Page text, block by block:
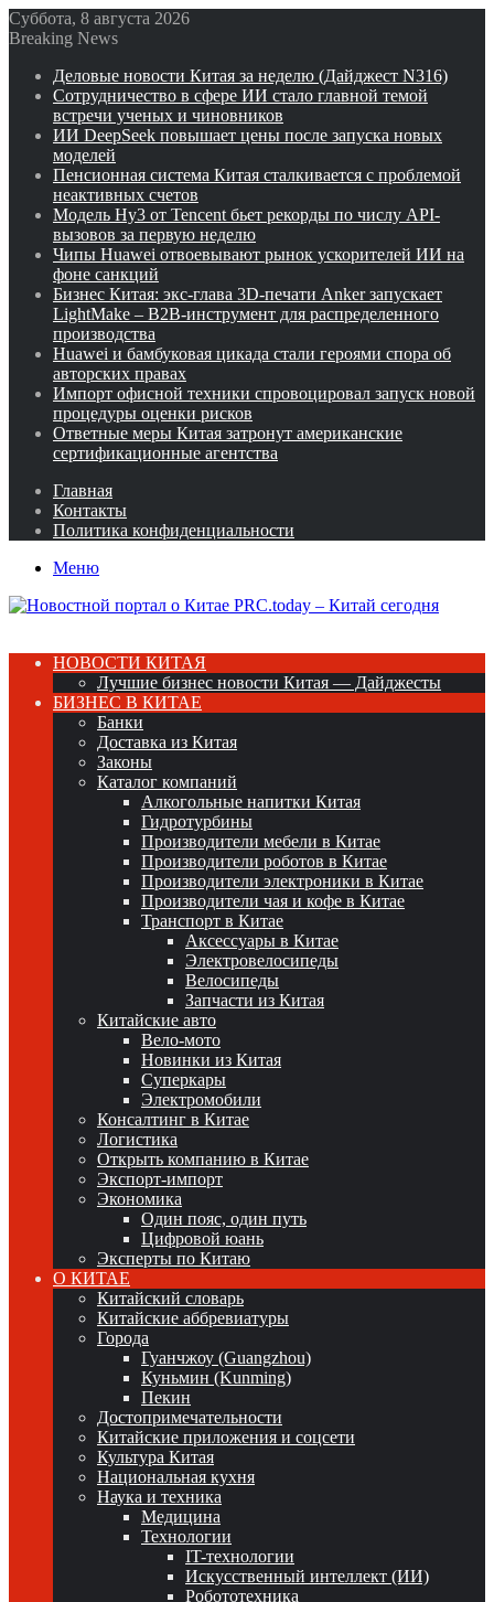
Суббота, 8 августа 2026
Breaking News
Деловые новости Китая за неделю (Дайджест N316)
Сотрудничество в сфере ИИ стало главной темой
встречи ученых и чиновников
ИИ DeepSeek повышает цены после запуска новых
моделей
Пенсионная система Китая сталкивается с проблемой
неактивных счетов
Модель Hy3 от Tencent бьет рекорды по числу API-
вызовов за первую неделю
Чипы Huawei отвоевывают рынок ускорителей ИИ на
фоне санкций
Бизнес Китая: экс-глава 3D-печати Anker запускает
LightMake – B2B-инструмент для распределенного
производства
Huawei и бамбуковая цикада стали героями спора об
авторских правах
Импорт офисной техники спровоцировал запуск новой
процедуры оценки рисков
Ответные меры Китая затронут американские
сертификационные агентства
Главная
Контакты
Политика конфиденциальности
Меню
НОВОСТИ КИТАЯ
Лучшие бизнес новости Китая — Дайджесты
БИЗНЕС В КИТАЕ
Банки
Доставка из Китая
Законы
Каталог компаний
Алкогольные напитки Китая
Гидротурбины
Производители мебели в Китае
Производители роботов в Китае
Производители электроники в Китае
Производители чая и кофе в Китае
Транспорт в Китае
Аксессуары в Китае
Электровелосипеды
Велосипеды
Запчасти из Китая
Китайские авто
Вело-мото
Новинки из Китая
Суперкары
Электромобили
Консалтинг в Китае
Логистика
Открыть компанию в Китае
Экспорт-импорт
Экономика
Один пояс, один путь
Цифровой юань
Эксперты по Китаю
О КИТАЕ
Китайский словарь
Китайские аббревиатуры
Города
Гуанчжоу (Guangzhou)
Куньмин (Kunming)
Пекин
Достопримечательности
Китайские приложения и соцсети
Культура Китая
Национальная кухня
Наука и техника
Медицина
Технологии
IT-технологии
Искусственный интеллект (ИИ)
Робототехника